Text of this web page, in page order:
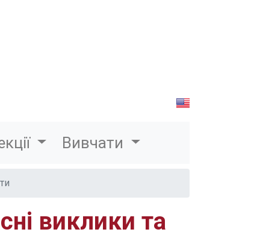
Вивчати
виклики та